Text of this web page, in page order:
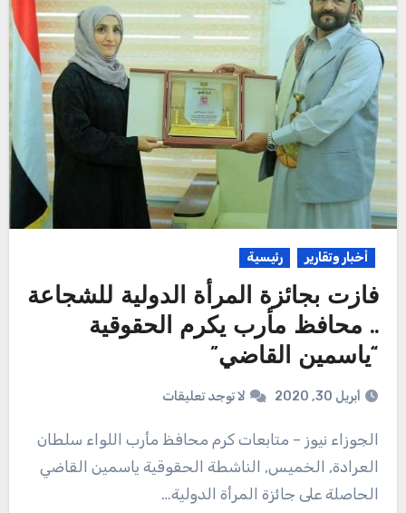
أخبار وتقارير رئيسية
فازت بجائزة المرأة الدولية للشجاعة
.. محافظ مأرب يكرم الحقوقية
“ياسمين القاضي”
أبريل 30, 2020 لا توجد تعليقات
الجوزاء نيوز – متابعات كرم محافظ مأرب اللواء سلطان
العرادة, الخميس, الناشطة الحقوقية ياسمين القاضي
الحاصلة على جائزة المرأة الدولية…